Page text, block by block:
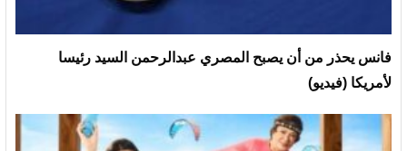
فانس يحذر من أن يصبح المصري عبدالرحمن السيد رئيسا
لأمريكا (فيديو)